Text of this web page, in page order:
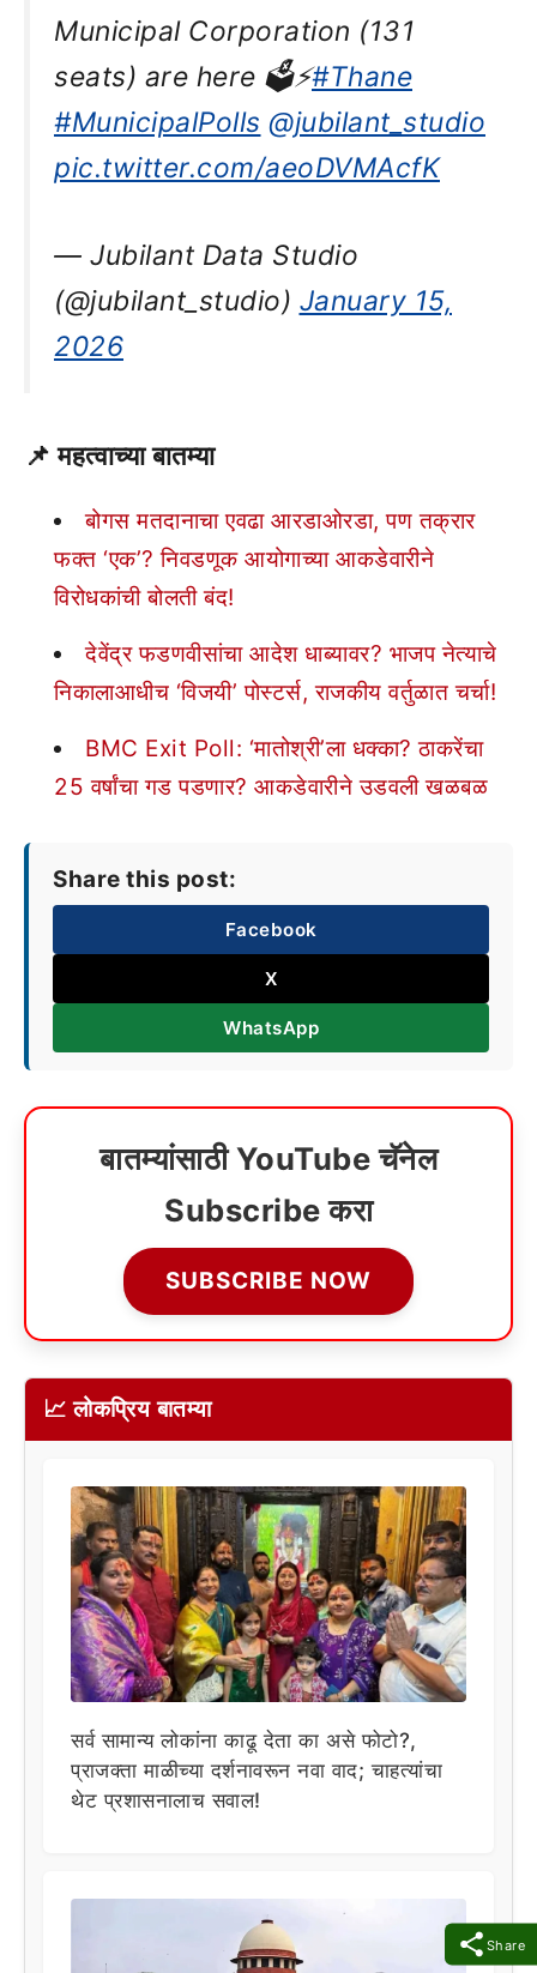
Share
Municipal Corporation (131
seats) are here 🗳️⚡#Thane
#MunicipalPolls @jubilant_studio
pic.twitter.com/aeoDVMAcfK
— Jubilant Data Studio
(@jubilant_studio) January 15,
2026
📌 महत्वाच्या बातम्या
बोगस मतदानाचा एवढा आरडाओरडा, पण तक्रार
फक्त ‘एक’? निवडणूक आयोगाच्या आकडेवारीने
विरोधकांची बोलती बंद!
देवेंद्र फडणवीसांचा आदेश धाब्यावर? भाजप नेत्याचे
निकालाआधीच ‘विजयी’ पोस्टर्स, राजकीय वर्तुळात चर्चा!
BMC Exit Poll: ‘मातोश्री’ला धक्का? ठाकरेंचा
25 वर्षांचा गड पडणार? आकडेवारीने उडवली खळबळ
Share this post:
Facebook
X
WhatsApp
बातम्यांसाठी YouTube चॅनेल
Subscribe करा
SUBSCRIBE NOW
📈 लोकप्रिय बातम्या
सर्व सामान्य लोकांना काढू देता का असे फोटो?,
प्राजक्ता माळीच्या दर्शनावरून नवा वाद; चाहत्यांचा
थेट प्रशासनालाच सवाल!